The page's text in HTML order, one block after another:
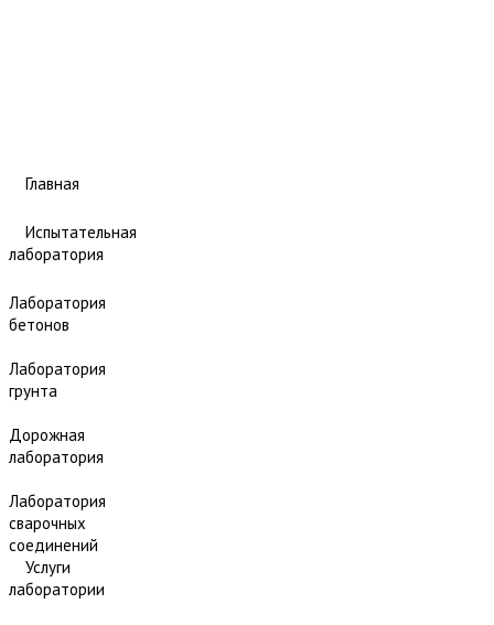
Главная
Испытательная
лаборатория
Лаборатория
бетонов
Лаборатория
грунта
Дорожная
лаборатория
Лаборатория
сварочных
соединений
Услуги
лаборатории